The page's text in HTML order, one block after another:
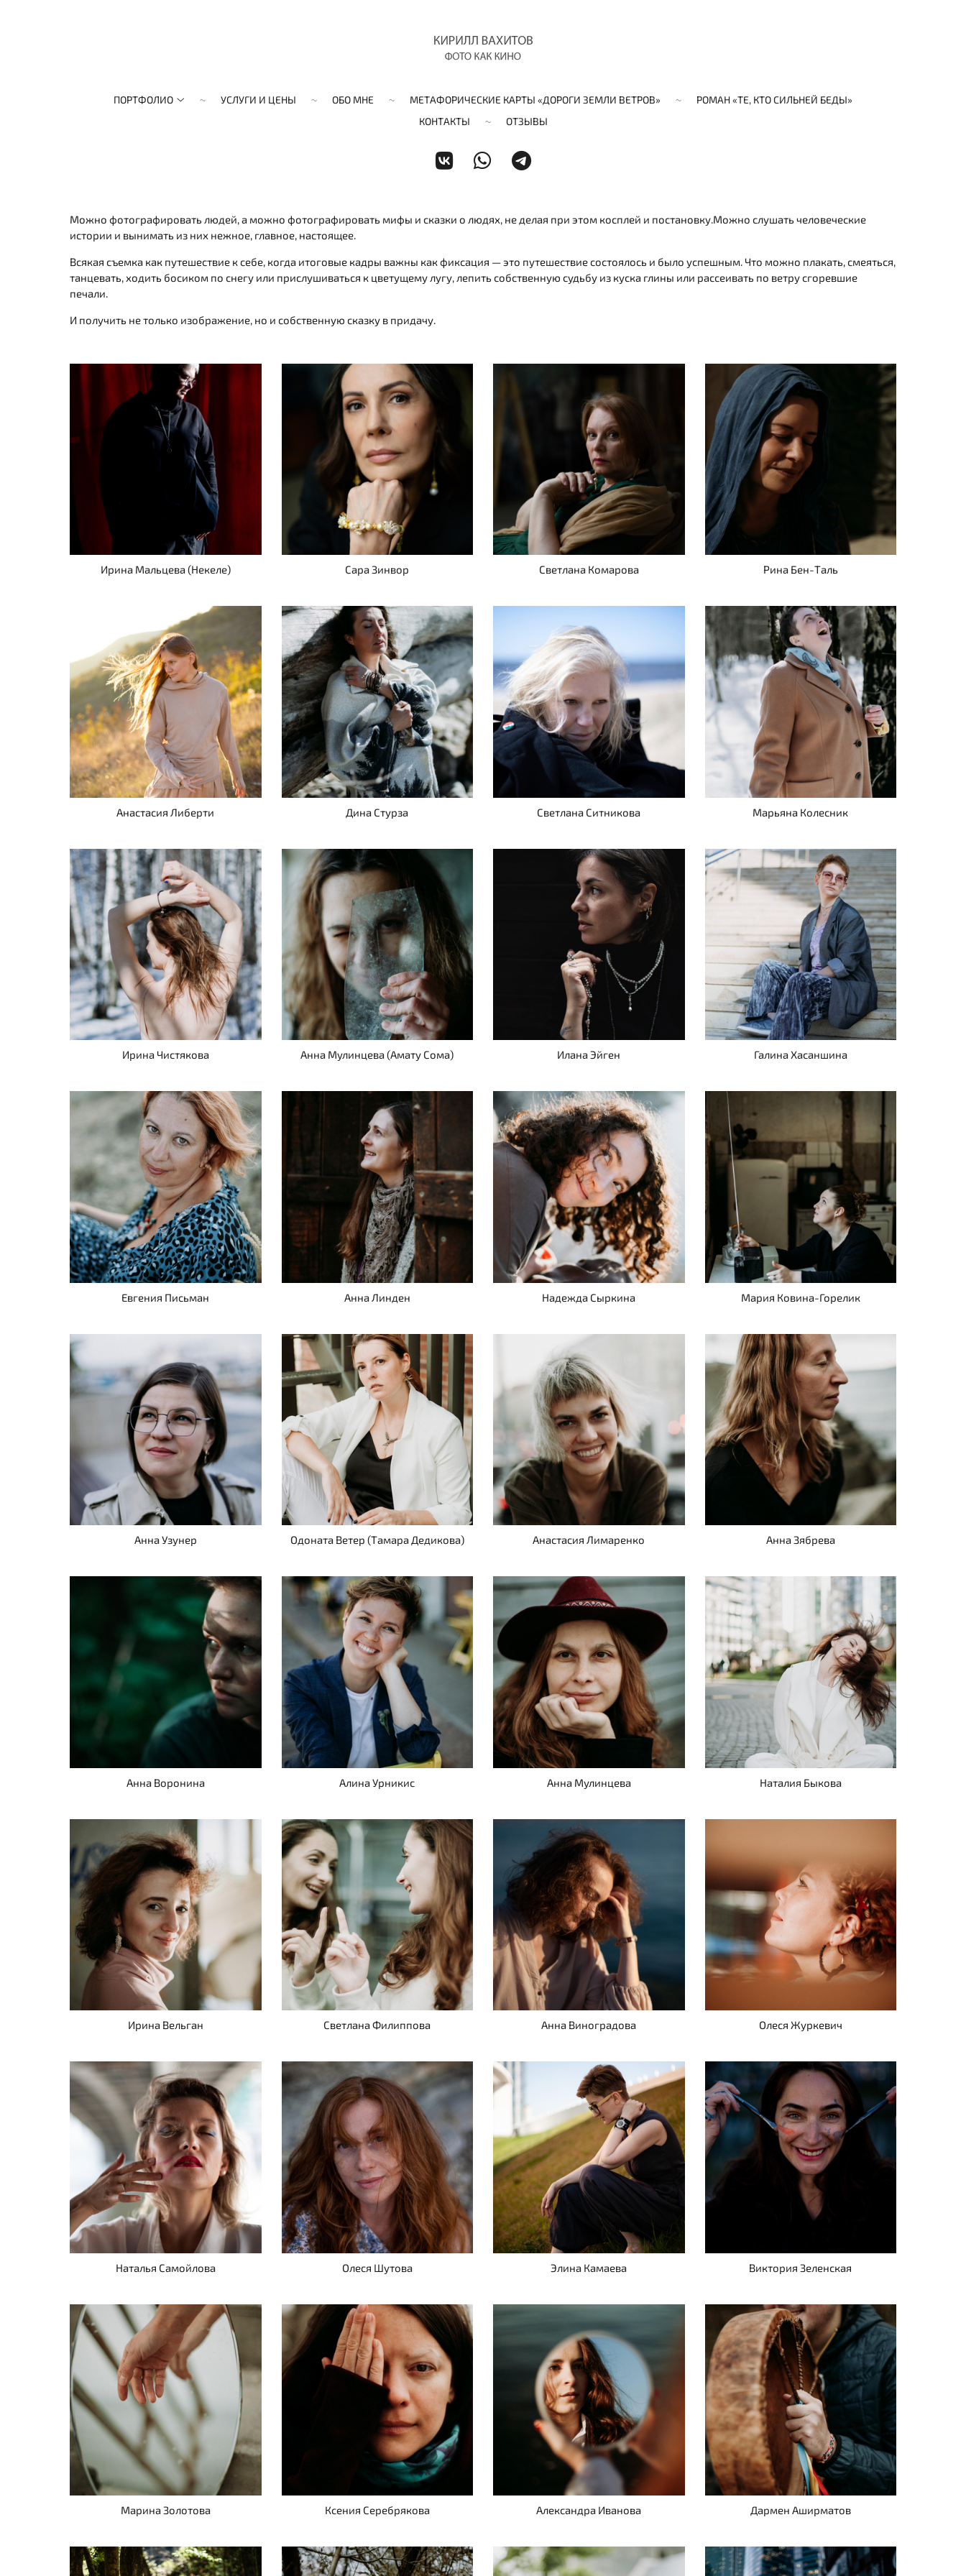
ПОРТФОЛИО УСЛУГИ И ЦЕНЫ ОБО МНЕ МЕТАФОРИЧЕСКИЕ КАРТЫ «ДОРОГИ ЗЕМЛИ ВЕТРОВ»
РОМАН «ТЕ, КТО СИЛЬНЕЙ БЕДЫ»
КОНТАКТЫ
ОТЗЫВЫ
Можно фотографировать людей, а можно фотографировать мифы и сказки о людях, не делая при этом косплей и постановку.Можно слушать человеческие
истории и вынимать из них нежное, главное, настоящее.
Всякая съемка как путешествие к себе, когда итоговые кадры важны как фиксация — это путешествие состоялось и было успешным. Что можно плакать, смеяться,
танцевать, ходить босиком по снегу или прислушиваться к цветущему лугу, лепить собственную судьбу из куска глины или рассеивать по ветру сгоревшие
печали.
И получить не только изображение, но и собственную сказку в придачу.
Ирина Мальцева (Некеле) Сара Зинвор Светлана Комарова Рина Бен-Таль
Анастасия Либерти Дина Стурза Светлана Ситникова Марьяна Колесник
Ирина Чистякова Анна Мулинцева (Амату Сома) Илана Эйген Галина Хасаншина
Евгения Письман Анна Линден Надежда Сыркина Мария Ковина-Горелик
Анна Узунер Одоната Ветер (Тамара Дедикова) Анастасия Лимаренко Анна Зябрева
Анна Воронина Алина Урникис Анна Мулинцева Наталия Быкова
Ирина Вельган Светлана Филиппова Анна Виноградова Олеся Журкевич
Наталья Самойлова Олеся Шутова Элина Камаева Виктория Зеленская
Марина Золотова Ксения Серебрякова Александра Иванова Дармен Аширматов